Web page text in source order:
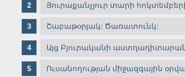
Յուրաքանչյուր տարի
Շաբաթօրյակ: Ծառատունկ:
Այց Բյուրականի
Ուսանողության միջազգային